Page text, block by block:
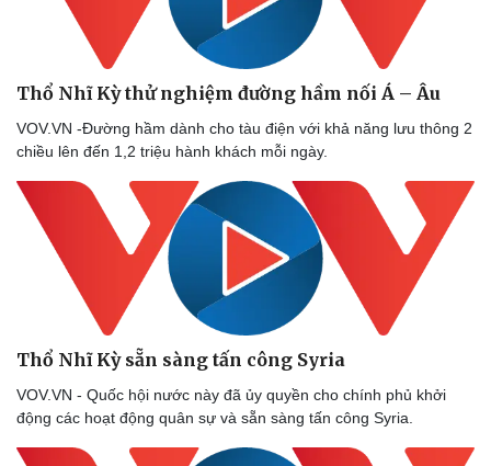
Thổ Nhĩ Kỳ thử nghiệm đường hầm nối Á – Âu
VOV.VN -Đường hầm dành cho tàu điện với khả năng lưu thông 2
chiều lên đến 1,2 triệu hành khách mỗi ngày.
Thổ Nhĩ Kỳ sẵn sàng tấn công Syria
VOV.VN - Quốc hội nước này đã ủy quyền cho chính phủ khởi
động các hoạt động quân sự và sẵn sàng tấn công Syria.